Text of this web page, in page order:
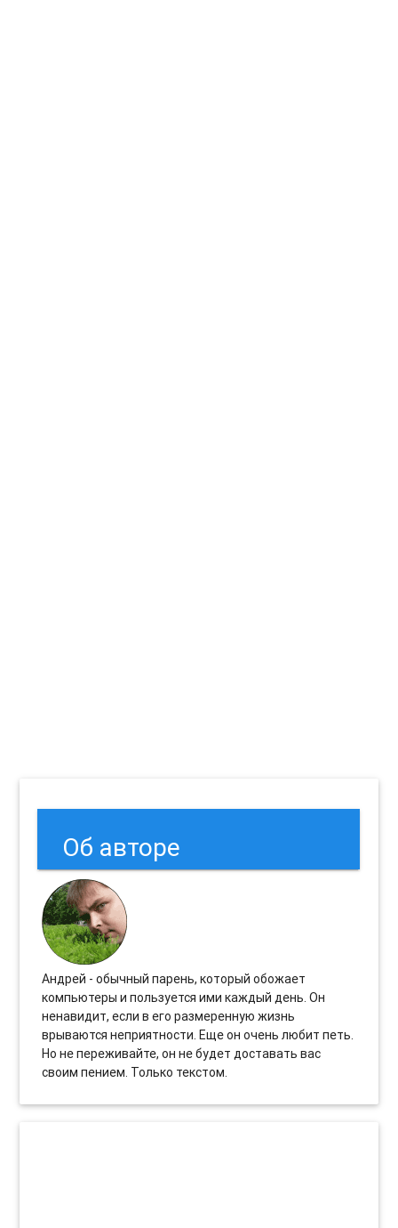
Об авторе
Андрей - обычный парень, который обожает
компьютеры и пользуется ими каждый день. Он
ненавидит, если в его размеренную жизнь
врываются неприятности. Еще он очень любит петь.
Но не переживайте, он не будет доставать вас
своим пением. Только текстом.